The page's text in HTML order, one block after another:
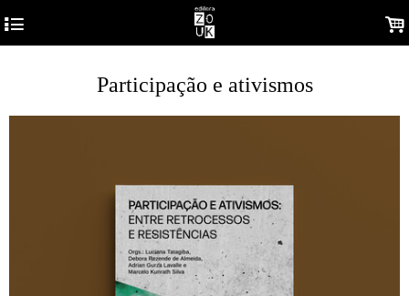
4 .
Participação e ativismos